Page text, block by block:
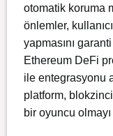
otomatik koruma
önlemler,
yapmasını
Ethereum DeFi
ile entegrasyonu
platform,
bir oyuncu olmayı